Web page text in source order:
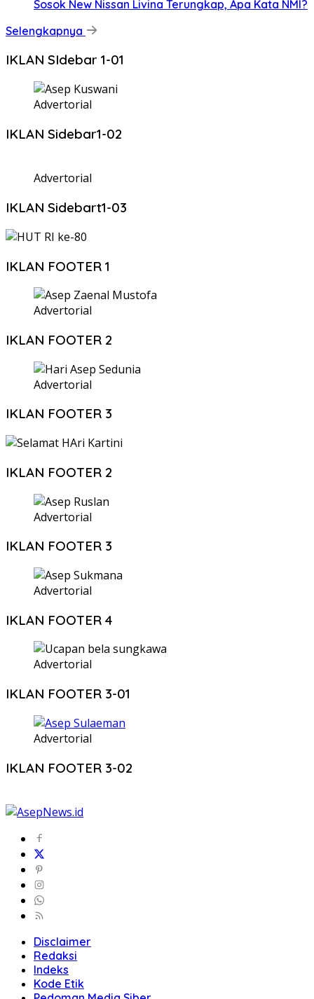
Sosok New Nissan Livina Terungkap, Apa Kata NMI?
Selengkapnya
IKLAN SIdebar 1-01
Advertorial
IKLAN Sidebar1-02
Advertorial
IKLAN Sidebart1-03
IKLAN FOOTER 1
Advertorial
IKLAN FOOTER 2
Advertorial
IKLAN FOOTER 3
IKLAN FOOTER 2
Advertorial
IKLAN FOOTER 3
Advertorial
IKLAN FOOTER 4
Advertorial
IKLAN FOOTER 3-01
Advertorial
IKLAN FOOTER 3-02
Disclaimer
Redaksi
Indeks
Kode Etik